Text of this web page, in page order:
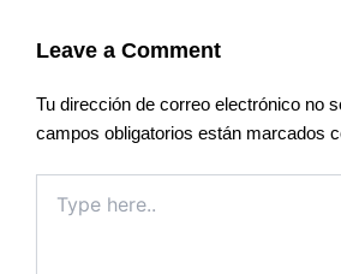
Leave a Comment
Tu dirección de correo electrónico no
campos obligatorios están marcados
here..